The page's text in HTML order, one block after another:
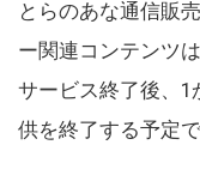
とらのあな通信販
ー関連コンテンツは
サービス終了後、1
供を終了する予定で